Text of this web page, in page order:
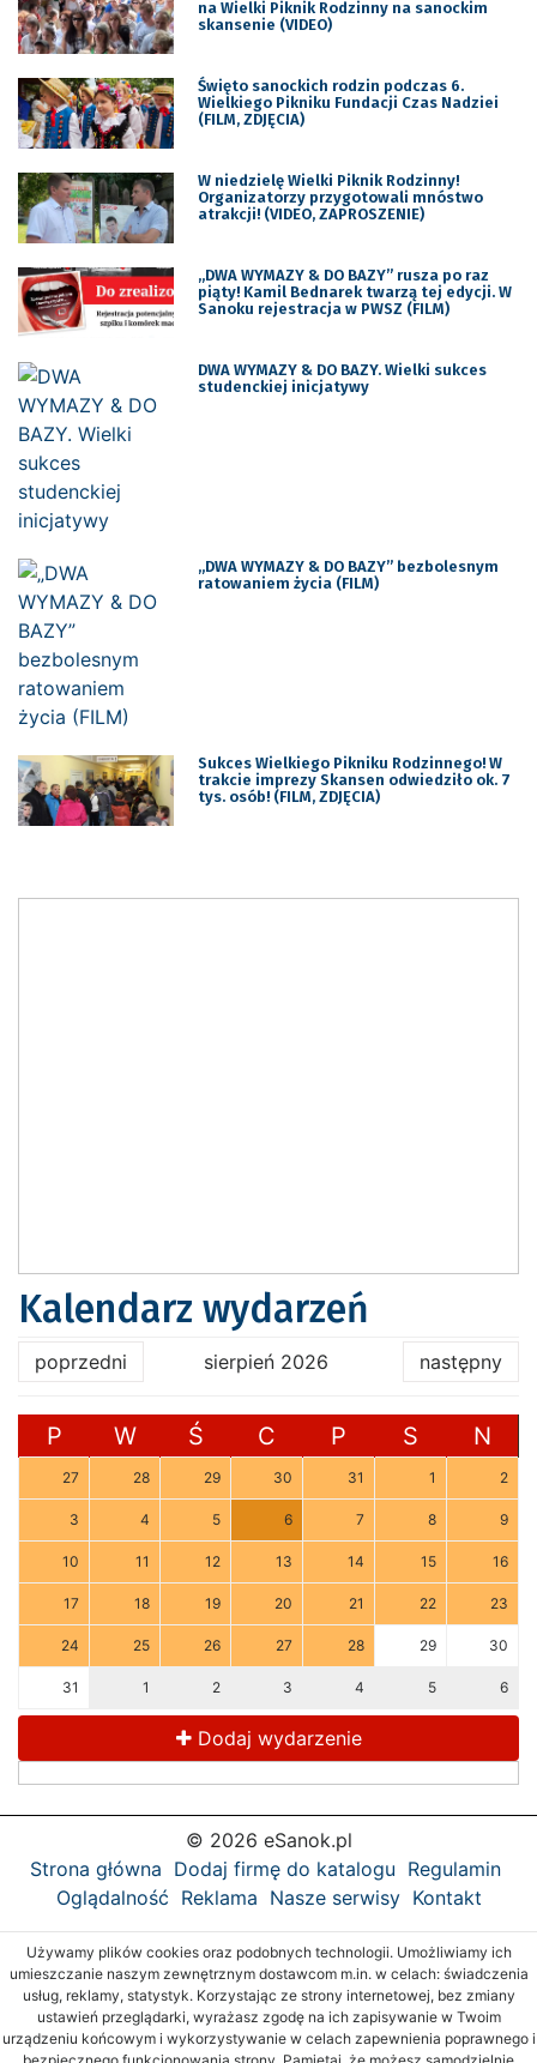
na Wielki Piknik Rodzinny na sanockim
skansenie (VIDEO)
Święto sanockich rodzin podczas 6.
Wielkiego Pikniku Fundacji Czas Nadziei
(FILM, ZDJĘCIA)
W niedzielę Wielki Piknik Rodzinny!
Organizatorzy przygotowali mnóstwo
atrakcji! (VIDEO, ZAPROSZENIE)
„DWA WYMAZY & DO BAZY” rusza po raz
piąty! Kamil Bednarek twarzą tej edycji. W
Sanoku rejestracja w PWSZ (FILM)
DWA WYMAZY & DO BAZY. Wielki sukces
studenckiej inicjatywy
„DWA WYMAZY & DO BAZY” bezbolesnym
ratowaniem życia (FILM)
Sukces Wielkiego Pikniku Rodzinnego! W
trakcie imprezy Skansen odwiedziło ok. 7
tys. osób! (FILM, ZDJĘCIA)
Kalendarz wydarzeń
poprzedni sierpień 2026 następny
P W Ś C P S N
27 28 29 30 31 1 2
3 4 5 6 7 8 9
10 11 12 13 14 15 16
17 18 19 20 21 22 23
24 25 26 27 28 29 30
31 1 2 3 4 5 6
Dodaj wydarzenie
© 2026 eSanok.pl
Strona główna Dodaj firmę do katalogu Regulamin
Oglądalność Reklama Nasze serwisy Kontakt
Używamy plików cookies oraz podobnych technologii. Umożliwiamy ich
umieszczanie naszym zewnętrznym dostawcom m.in. w celach: świadczenia
usług, reklamy, statystyk. Korzystając ze strony internetowej, bez zmiany
ustawień przeglądarki, wyrażasz zgodę na ich zapisywanie w Twoim
urządzeniu końcowym i wykorzystywanie w celach zapewnienia poprawnego i